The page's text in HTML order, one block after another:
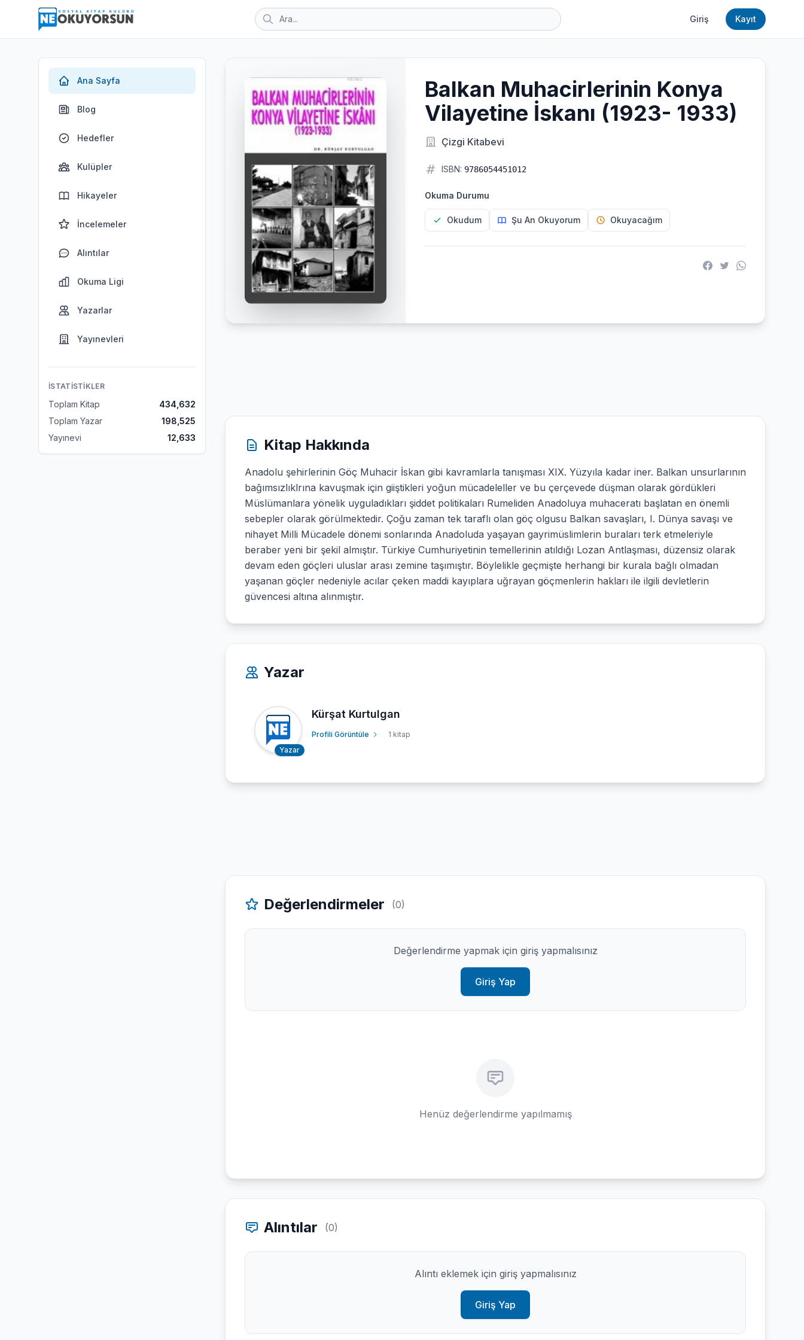
Giriş Kayıt
Ana Sayfa
Blog
Hedefler
Kulüpler
Hikayeler
İncelemeler
Alıntılar
Okuma Ligi
Yazarlar
Yayınevleri
İSTATISTIKLER
Toplam Kitap
434,632
Toplam Yazar
198,525
Yayınevi
12,633
Balkan Muhacirlerinin Konya
Vilayetine İskanı (1923- 1933)
Çizgi Kitabevi
ISBN: 9786054451012
Okuma Durumu
Okudum Şu An Okuyorum Okuyacağım
Kitap Hakkında
Anadolu şehirlerinin Göç Muhacir İskan gibi kavramlarla tanışması XIX. Yüzyıla kadar iner. Balkan unsurlarının
bağımsızlıklrına kavuşmak için giiştikleri yoğun mücadeleller ve bu çerçevede düşman olarak gördükleri
Müslümanlara yönelik uyguladıkları şiddet politikaları Rumeliden Anadoluya muhaceratı başlatan en önemli
sebepler olarak görülmektedir. Çoğu zaman tek taraflı olan göç olgusu Balkan savaşları, I. Dünya savaşı ve
nihayet Milli Mücadele dönemi sonlarında Anadoluda yaşayan gayrimüslimlerin buraları terk etmeleriyle
beraber yeni bir şekil almıştır. Türkiye Cumhuriyetinin temellerinin atıldığı Lozan Antlaşması, düzensiz olarak
devam eden göçleri uluslar arası zemine taşımıştır. Böylelikle geçmişte herhangi bir kurala bağlı olmadan
yaşanan göçler nedeniyle acılar çeken maddi kayıplara uğrayan göçmenlerin hakları ile ilgili devletlerin
güvencesi altına alınmıştır.
Yazar
Yazar
Kürşat Kurtulgan
Profili Görüntüle 1 kitap
Değerlendirmeler (0)
Değerlendirme yapmak için giriş yapmalısınız
Giriş Yap
Henüz değerlendirme yapılmamış
Alıntılar (0)
Alıntı eklemek için giriş yapmalısınız
Giriş Yap